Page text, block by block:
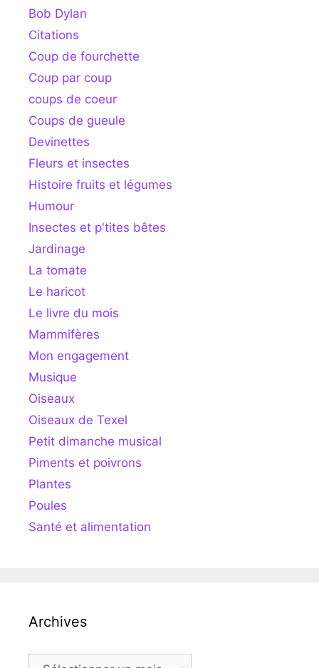
Bob Dylan
Citations
Coup de fourchette
Coup par coup
coups de coeur
Coups de gueule
Devinettes
Fleurs et insectes
Histoire fruits et légumes
Humour
Insectes et p'tites bêtes
Jardinage
La tomate
Le haricot
Le livre du mois
Mammifères
Mon engagement
Musique
Oiseaux
Oiseaux de Texel
Petit dimanche musical
Piments et poivrons
Plantes
Poules
Santé et alimentation
Archives
Archives